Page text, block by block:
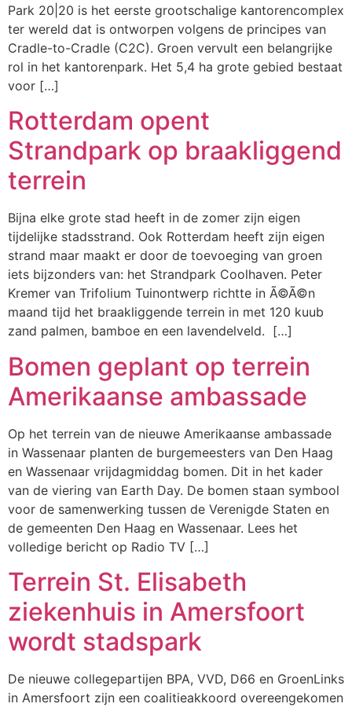
Park 20|20 is het eerste grootschalige kantorencomplex
ter wereld dat is ontworpen volgens de principes van
Cradle-to-Cradle (C2C). Groen vervult een belangrijke
rol in het kantorenpark. Het 5,4 ha grote gebied bestaat
voor […]
Rotterdam opent
Strandpark op braakliggend
terrein
Bijna elke grote stad heeft in de zomer zijn eigen
tijdelijke stadsstrand. Ook Rotterdam heeft zijn eigen
strand maar maakt er door de toevoeging van groen
iets bijzonders van: het Strandpark Coolhaven. Peter
Kremer van Trifolium Tuinontwerp richtte in Ã©Ã©n
maand tijd het braakliggende terrein in met 120 kuub
zand palmen, bamboe en een lavendelveld. […]
Bomen geplant op terrein
Amerikaanse ambassade
Op het terrein van de nieuwe Amerikaanse ambassade
in Wassenaar planten de burgemeesters van Den Haag
en Wassenaar vrijdagmiddag bomen. Dit in het kader
van de viering van Earth Day. De bomen staan symbool
voor de samenwerking tussen de Verenigde Staten en
de gemeenten Den Haag en Wassenaar. Lees het
volledige bericht op Radio TV […]
Terrein St. Elisabeth
ziekenhuis in Amersfoort
wordt stadspark
De nieuwe collegepartijen BPA, VVD, D66 en GroenLinks
in Amersfoort zijn een coalitieakkoord overeengekomen